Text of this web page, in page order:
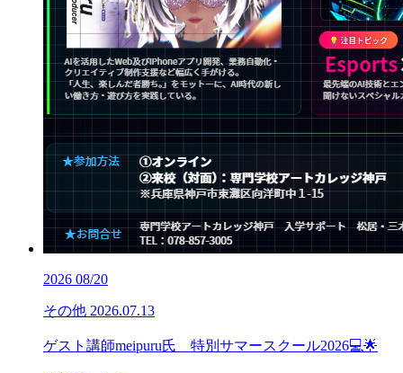
2026 08/20
その他 2026.07.13
ゲスト講師meipuru氏 特別サマースクール2026💻🌟